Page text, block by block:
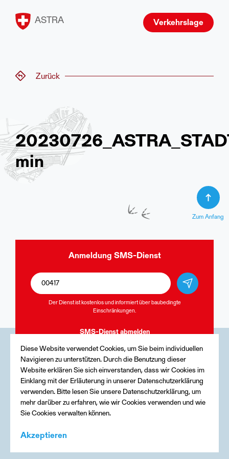
ASTRA Verkehrslage
Zurück
min
Zum Anfang
Anmeldung SMS-Dienst
Der Dienst ist kostenlos und informiert über baubedingte
Einschränkungen.
SMS-Dienst abmelden
Medien
Kontakt
Impressum
Diese Website verwendet Cookies, um Sie beim individuellen
Navigieren zu unterstützen. Durch die Benutzung dieser
Website erklären Sie sich einverstanden, dass wir Cookies im
Einklang mit der Erläuterung in unserer Datenschutzerklärung
verwenden. Bitte lesen Sie unsere Datenschutzerklärung, um
mehr darüber zu erfahren, wie wir Cookies verwenden und wie
Sie Cookies verwalten können.
Akzeptieren